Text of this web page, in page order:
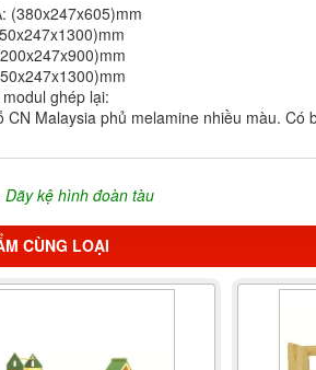
(380x247x605)mm
ghép lại:
CN Malaysia phủ melamine nhiều màu. Có
Dãy kệ hình đoàn tàu
CÙNG LOẠI